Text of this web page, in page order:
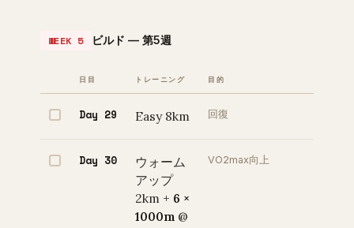
WEEK 5 ビルド — 第5週
日目 トレーニング 目的
Day 29 Easy 8km 回復
Day 30
ウォーム
アップ
2km + 6 ×
1000m @
VO2max向上